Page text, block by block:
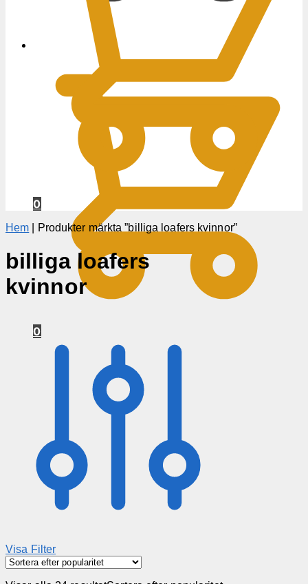
0
0
Hem Produkter märkta ”billiga loafers kvinnor”
billiga loafers
kvinnor
Visa Filter